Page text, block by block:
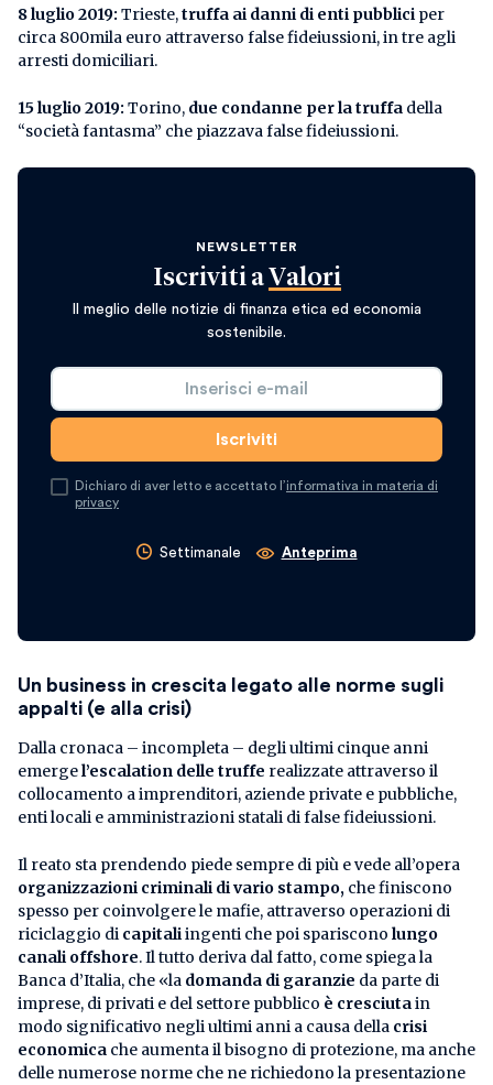
8 luglio 2019: Trieste,truffa ai danni di enti pubblici per
circa 800mila euro attraverso false fideiussioni, in tre agli
arresti domiciliari.
15 luglio 2019: Torino, due condanne per la truffa della
“società fantasma” che piazzava false fideiussioni.
NEWSLETTER
Iscriviti a Valori
Il meglio delle notizie di finanza etica ed economia
sostenibile.
Dichiaro di aver letto e accettato l’informativa in materia di
privacy
Settimanale Anteprima
Un business in crescita legato alle norme sugli
appalti (e alla crisi)
Dalla cronaca – incompleta – degli ultimi cinque anni
emergel’escalation delle truffe realizzate attraverso il
collocamento a imprenditori, aziende private e pubbliche,
enti locali e amministrazioni statali di false fideiussioni.
Il reato sta prendendo piede sempre di più e vede all’opera
organizzazioni criminali di vario stampo, che finiscono
spesso per coinvolgere le mafie, attraverso operazioni di
riciclaggio di capitaliingenti che poi spariscono lungo
canali offshore. Il tutto deriva dal fatto, come spiega la
Banca d’Italia, che «la domanda di garanzie da parte di
imprese, di privati e del settore pubblico è cresciutain
modo significativo negli ultimi anni a causa della crisi
economica che aumenta il bisogno di protezione, ma anche
delle numerose norme che ne richiedono la presentazione